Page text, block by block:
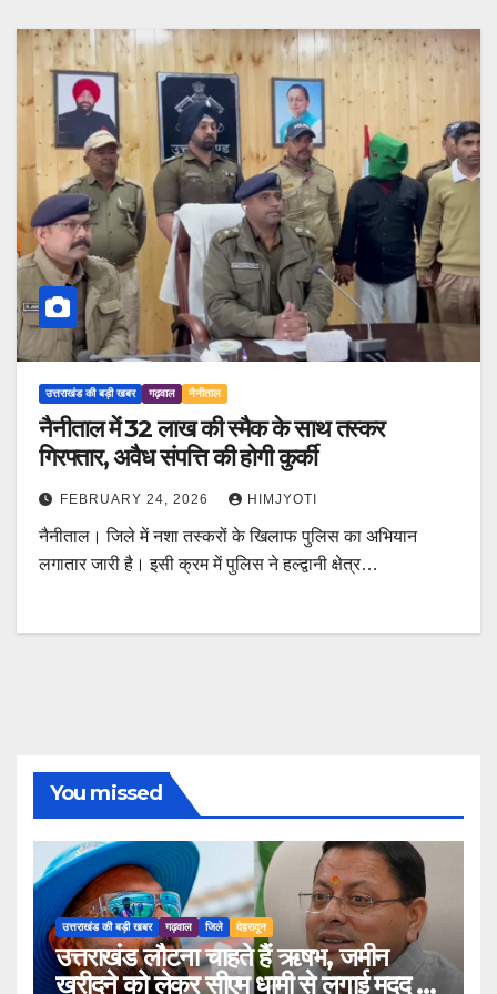
उत्तराखंड की बड़ी खबर गढ़वाल नैनीताल
नैनीताल में 32 लाख की स्मैक के साथ तस्कर
गिरफ्तार, अवैध संपत्ति की होगी कुर्की
FEBRUARY 24, 2026 HIMJYOTI
नैनीताल। जिले में नशा तस्करों के खिलाफ पुलिस का अभियान
लगातार जारी है। इसी क्रम में पुलिस ने हल्द्वानी क्षेत्र…
You missed
उत्तराखंड की बड़ी खबर गढ़वाल जिले देहरादून
उत्तराखंड लौटना चाहते हैं ऋषभ, जमीन
खरीदने को लेकर सीएम धामी से लगाई मदद की